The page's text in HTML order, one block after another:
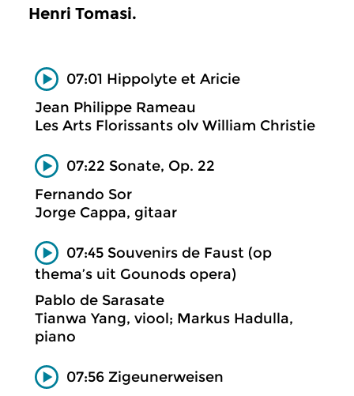
Henri Tomasi.
07:01 Hippolyte et Aricie
Jean Philippe Rameau
Les Arts Florissants olv William Christie
07:22 Sonate, Op. 22
Fernando Sor
Jorge Cappa, gitaar
07:45 Souvenirs de Faust (op
thema’s uit Gounods opera)
Pablo de Sarasate
Tianwa Yang, viool; Markus Hadulla,
piano
07:56 Zigeunerweisen